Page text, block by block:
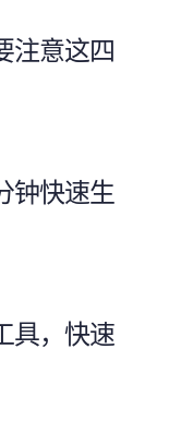
注意这四
钟快速生
具，快速